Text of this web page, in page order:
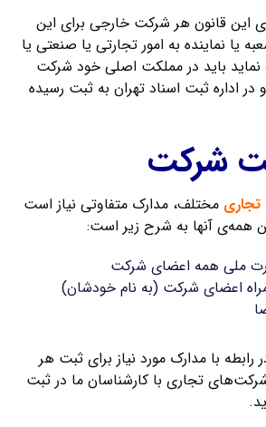
اجرای این قانون هر شرکت خارجی برای این
یا نماینده به امور تجارتی یا صنعتی یا
نماید باید در مملکت اصلی خود شرکت
اداره ثبت اسناد تهران به ثبت رسیده
شرکت
مختلف، مدارک متفاوتی نیاز است
همه‌ی آنها به شرح زیر است:
ملی همه اعضای شرکت
اعضای شرکت (به نام خودشان)
رابطه با مدارک مورد نیاز برای ثبت هر
تجاری با کارشناسان ما در ثبت